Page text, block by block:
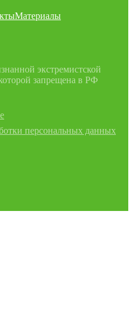
Материалы
экстремистской
запрещена в РФ
персональных данных